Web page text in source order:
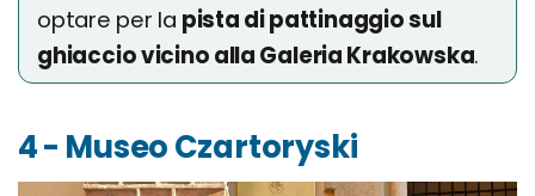
optare per la pista di pattinaggio sul
ghiaccio vicino alla Galeria Krakowska.
4 - Museo Czartoryski